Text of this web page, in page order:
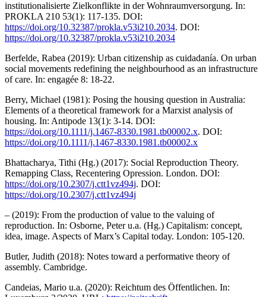
institutionalisierte Zielkonflikte in der Wohnraumversorgung. In:
PROKLA 210 53(1): 117-135. DOI:
https://doi.org/10.32387/prokla.v53i210.2034. DOI:
https://doi.org/10.32387/prokla.v53i210.2034
Berfelde, Rabea (2019): Urban citizenship as cuidadanía. On urban
social movements redefining the neighbourhood as an infrastructure
of care. In: engagée 8: 18-22.
Berry, Michael (1981): Posing the housing question in Australia:
Elements of a theoretical framework for a Marxist analysis of
housing. In: Antipode 13(1): 3-14. DOI:
https://doi.org/10.1111/j.1467-8330.1981.tb00002.x. DOI:
https://doi.org/10.1111/j.1467-8330.1981.tb00002.x
Bhattacharya, Tithi (Hg.) (2017): Social Reproduction Theory.
Remapping Class, Recentering Opression. London. DOI:
https://doi.org/10.2307/j.ctt1vz494j. DOI:
https://doi.org/10.2307/j.ctt1vz494j
– (2019): From the production of value to the valuing of
reproduction. In: Osborne, Peter u.a. (Hg.) Capitalism: concept,
idea, image. Aspects of Marx’s Capital today. London: 105-120.
Butler, Judith (2018): Notes toward a performative theory of
assembly. Cambridge.
Candeias, Mario u.a. (2020): Reichtum des Öffentlichen. In: